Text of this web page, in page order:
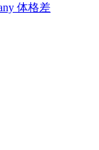
体格差